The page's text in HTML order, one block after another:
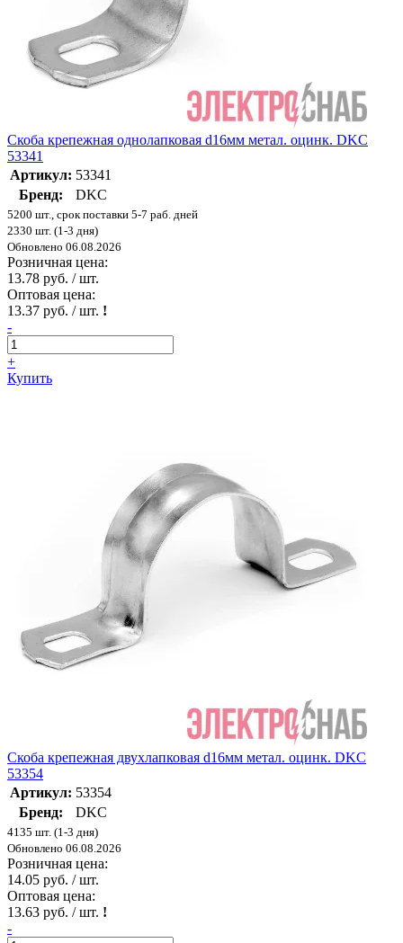
Скоба крепежная однолапковая d16мм метал. оцинк. DKC
53341
Артикул: 53341
Бренд:
DKC
5200 шт., срок поставки 5-7 раб. дней
2330 шт. (1-3 дня)
Обновлено 06.08.2026
Розничная цена:
13.78 руб. / шт.
Оптовая цена:
13.37 руб. / шт. !
-
+
Купить
Скоба крепежная двухлапковая d16мм метал. оцинк. DKC
53354
Артикул: 53354
Бренд:
DKC
4135 шт. (1-3 дня)
Обновлено 06.08.2026
Розничная цена:
14.05 руб. / шт.
Оптовая цена:
13.63 руб. / шт. !
-